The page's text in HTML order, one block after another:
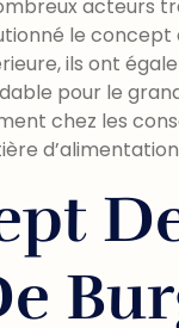
acteurs
le
ils ont
pour le
chez les